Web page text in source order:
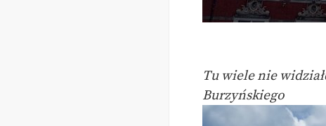
Tu wiele nie
Burzyńskiego